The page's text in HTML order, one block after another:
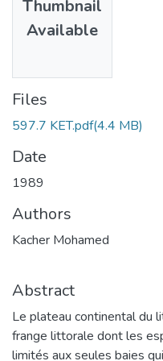
Thumbnail
Available
Files
597.7 KET.pdf(4.4 MB)
Date
1989
Authors
Kacher Mohamed
Abstract
Le plateau continental du
frange littorale dont les
limités aux seules baies